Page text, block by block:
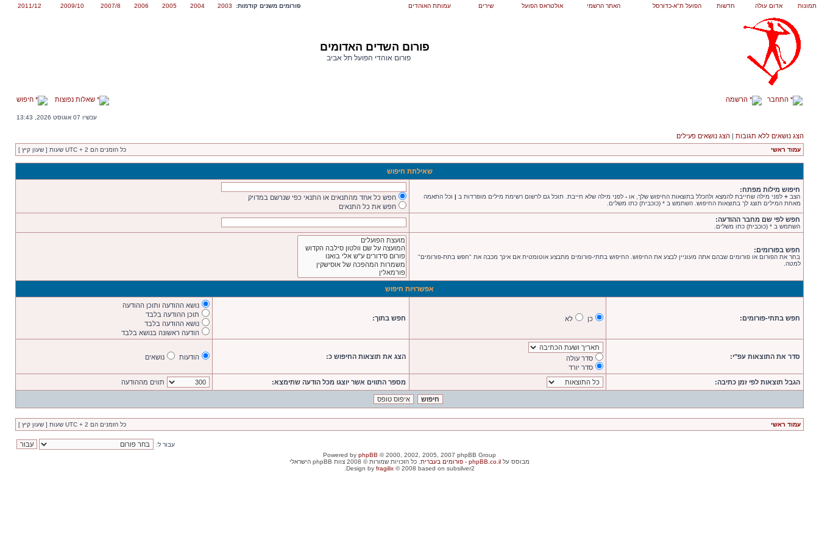
תמונות אדום עולה חדשות הפועל ת"א-כדורסל האתר הרשמי אולטראס הפועל שירים עמותת האוהדים פורומים משנים קודמות: 2003
2004
2005
2006
2007/8
2009/10
2011/12
פורום השדים האדומים
פורום אוהדי הפועל תל אביב
התחבר הרשמה שאלות נפוצות חיפוש
עכשיו 07 אוגוסט 2026, 13:43
הצג נושאים ללא תגובות | הצג נושאים פעילים
עמוד ראשי כל הזמנים הם UTC + 2 שעות [ שעון קיץ ]
שאילתת חיפוש
חיפוש מילות מפתח:
הצב + לפני מילה שחייבת להמצא ולהכלל בתוצאות החיפוש שלך, או - לפני מילה שלא חייבת. תוכל גם לרשום רשימת מילים מופרדות ב | וכל התאמה
מאחת המילים תוצג לך בתוצאות החיפוש. השתמש ב * (כוכבית) כתו משלים.
חפש כל אחד מהתנאים או התנאי כפי שנרשם במדויק
חפש את כל התנאים
חפש לפי שם מחבר ההודעה:
השתמש ב * (כוכבית) כתו משלים.
חפש בפורומים:
בחר את הפורום או פורומים שבהם אתה מעוניין לבצע את החיפוש. החיפוש בתתי-פורומים מתבצע אוטומטית אם אינך מכבה את "חפש בתת-פורומים"
למטה.
אפשרויות חיפוש
חפש בתתי-פורומים: כן לא חפש בתוך:
נושא ההודעה ותוכן ההודעה
תוכן ההודעה בלבד
נושא ההודעה בלבד
הודעה ראשונה בנושא בלבד
סדר את התוצאות עפ"י:
סדר עולה
סדר יורד
הצג את תוצאות החיפוש כ: הודעות נושאים
הגבל תוצאות לפי זמן כתיבה: מספר התווים אשר יוצגו מכל הודעה שתימצא: תווים מההודעה
עמוד ראשי כל הזמנים הם UTC + 2 שעות [ שעון קיץ ]
עבור ל:
Powered by phpBB © 2000, 2002, 2005, 2007 phpBB Group
מבוסס על phpBB.co.il - פורומים בעברית
. כל הזכויות שמורות © 2008 צוות phpBB הישראלי
Design by fragilix © 2008 based on subsilver2.